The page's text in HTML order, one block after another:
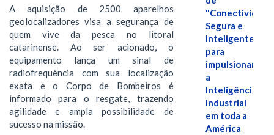
A aquisição de 2500 aparelhos
geolocalizadores visa a segurança de
quem vive da pesca no litoral
catarinense. Ao ser acionado, o
equipamento lança um sinal de
radiofrequência com sua localização
exata e o Corpo de Bombeiros é
informado para o resgate, trazendo
agilidade e ampla possibilidade de
sucesso na missão.
"Conectividade
Segura e
Inteligente"
para
impulsionar
a
Inteligência
Industrial
em toda a
América